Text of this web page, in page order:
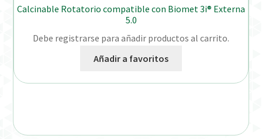
Calcinable Rotatorio compatible con Biomet 3i® Externa
5.0
Debe registrarse para añadir productos al carrito.
Añadir a favoritos